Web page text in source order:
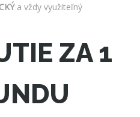
a vždy využiteľný
ZA 1